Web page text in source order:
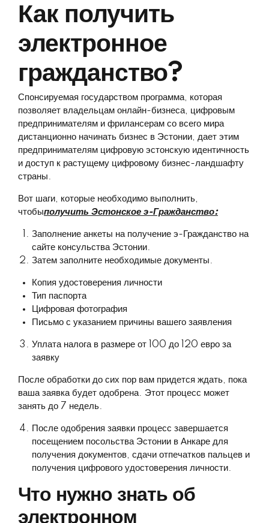
Как получить
электронное
гражданство?
Спонсируемая государством программа, которая
позволяет владельцам онлайн-бизнеса, цифровым
предпринимателям и фрилансерам со всего мира
дистанционно начинать бизнес в Эстонии, дает этим
предпринимателям цифровую эстонскую идентичность
и доступ к растущему цифровому бизнес-ландшафту
страны.
Вот шаги, которые необходимо выполнить,
чтобыполучить Эстонское э-Гражданство:
Заполнение анкеты на получение э-Гражданство на
сайте консульства Эстонии.
Затем заполните необходимые документы.
Копия удостоверения личности
Тип паспорта
Цифровая фотография
Письмо с указанием причины вашего заявления
Уплата налога в размере от 100 до 120 евро за
заявку
После обработки до сих пор вам придется ждать, пока
ваша заявка будет одобрена. Этот процесс может
занять до 7 недель.
После одобрения заявки процесс завершается
посещением посольства Эстонии в Анкаре для
получения документов, сдачи отпечатков пальцев и
получения цифрового удостоверения личности.
Что нужно знать об
электронном